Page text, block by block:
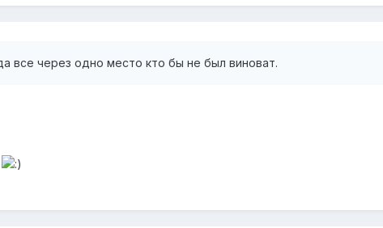
все через одно место кто бы не был виноват.